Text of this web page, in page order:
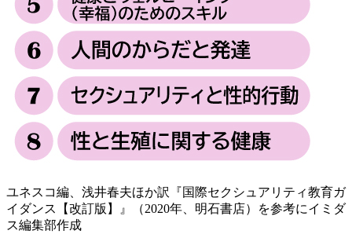
ユネスコ編、浅井春夫ほか訳『国際セクシュアリティ教育ガ
イダンス【改訂版】』（2020年、明石書店）を参考にイミダ
ス編集部作成